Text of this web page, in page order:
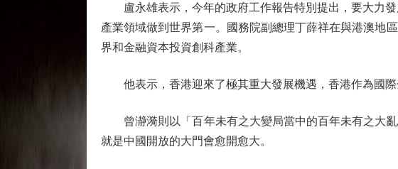
盧永雄表示，今年的政府工作報告特別提出，要大力發
產業領域做到世界第一。國務院副總理丁薛祥在與港澳地
界和金融資本投資創科產業。
他表示，香港迎來了極其重大發展機遇，香港作為國際
曾瀞漪則以「百年未有之大變局當中的百年未有之大亂
就是中國開放的大門會愈開愈大。